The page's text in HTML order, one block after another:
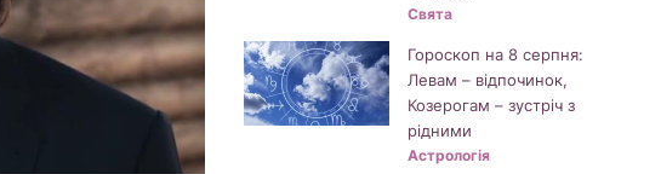
Свята
Гороскоп на 8 серпня:
Левам – відпочинок,
Козерогам – зустріч з
рідними
Астрологія